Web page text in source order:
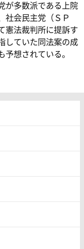
が多数派である上院
社会民主党（ＳＰ
憲法裁判所に提訴す
していた同法案の成
想されている。